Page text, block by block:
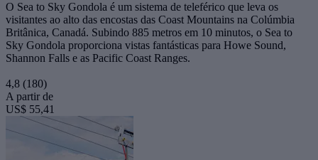
O Sea to Sky Gondola é um sistema de teleférico que leva os
visitantes ao alto das encostas das Coast Mountains na Colúmbia
Britânica, Canadá. Subindo 885 metros em 10 minutos, o Sea to
Sky Gondola proporciona vistas fantásticas para Howe Sound,
Shannon Falls e as Pacific Coast Ranges.
4,8 (180)
A partir de
US$ 55,41